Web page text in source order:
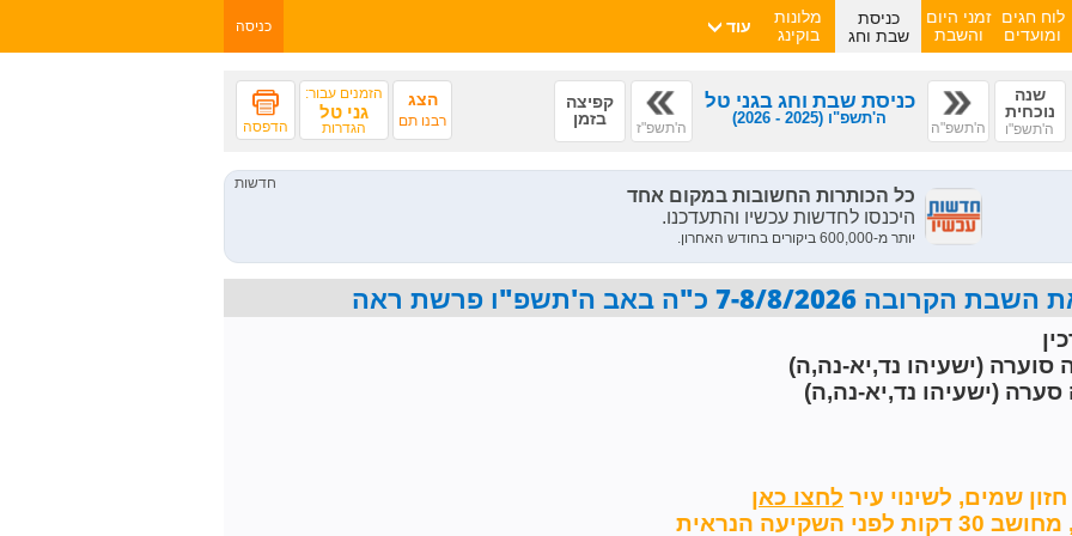
לוח חגים
ומועדים
זמני היום
והשבת
כניסת
שבת וחג
מלונות
בוקינג
עוד כניסה
הצג
רבנו תם
הזמנים עבור:
גני טל
הגדרות הדפסה
שנה
נוכחית
ה'תשפ"ו ה'תשפ"ה
כניסת שבת וחג בגני טל
ה'תשפ"ו (2025 - 2026)
ה'תשפ"ז
קפיצה
בזמן
8/8/2026 כ"ה באב ה'תשפ"ו פרשת ראה
סוערה (ישעיהו נד,יא-נה,ה)
סערה (ישעיהו נד,יא-נה,ה)
שמים, לשינוי עיר
הנראית